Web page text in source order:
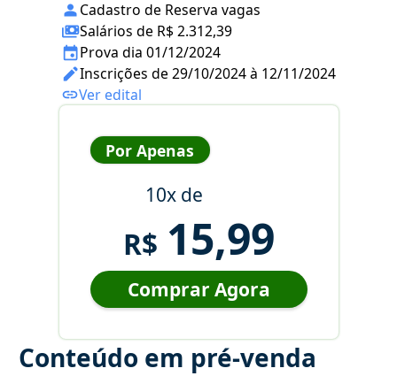
Cadastro de Reserva vagas
Salários de R$ 2.312,39
Prova dia 01/12/2024
Inscrições de 29/10/2024 à 12/11/2024
Ver edital
Por Apenas
10x de
R$ 15,99
Comprar Agora
Conteúdo em pré-venda